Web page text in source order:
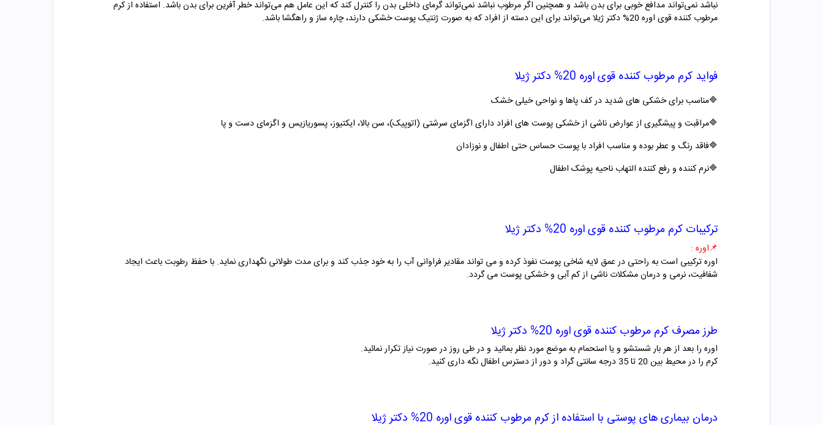
نباشد نمی‌تواند مدافع خوبی برای بدن باشد و همچنین اگر مرطوب نباشد نمی‌تواند گرمای داخلی بدن را کنترل کند که این عامل هم می‌تواند خطر آفرین برای بدن باشد. استفاده از کرم
مرطوب کننده قوی اوره 20% دکتر ژیلا می‌تواند برای این دسته از افراد که به صورت ژنتیک پوست خشکی دارند، چاره ساز و راهگشا باشد.
فواید کرم مرطوب کننده قوی اوره 20% دکتر ژیلا
🔷مناسب برای خشکی های شدید در کف پاها و نواحی خیلی خشک
🔷مراقبت و پیشگیری از عوارض ناشی از خشکی پوست های افراد دارای اگزمای سرشتی (اتوپیک)، سن بالا، ایکتیوز، پسوریازیس و اگزمای دست و پا
🔷فاقد رنگ و عطر بوده و مناسب افراد با پوست حساس حتی اطفال و نوزادان
🔷نرم کننده و رفع کننده التهاب ناحیه پوشک اطفال
ترکیبات کرم مرطوب کننده قوی اوره 20% دکتر ژیلا
📌اوره :
اوره ترکیبی است به راحتی در عمق لایه شاخی پوست نفوذ کرده و می تواند مقادیر فراوانی آب را به خود جذب کند و برای مدت طولانی نگهداری نماید. با حفظ رطوبت باعث ایجاد
شفافیت، نرمی و درمان مشکلات ناشی از کم آبی و خشکی پوست می گردد.
طرز مصرف کرم مرطوب کننده قوی اوره 20% دکتر ژیلا
اوره را بعد از هر بار شستشو و یا استحمام به موضع مورد نظر بمالید و در طی روز در صورت نیاز تکرار نمائید.
کرم را در محیط بین 20 تا 35 درجه سانتی گراد و دور از دسترس اطفال نگه داری کنید.
درمان بیماری های پوستی با استفاده ازکرم مرطوب کننده قوی اوره 20% دکتر ژیلا